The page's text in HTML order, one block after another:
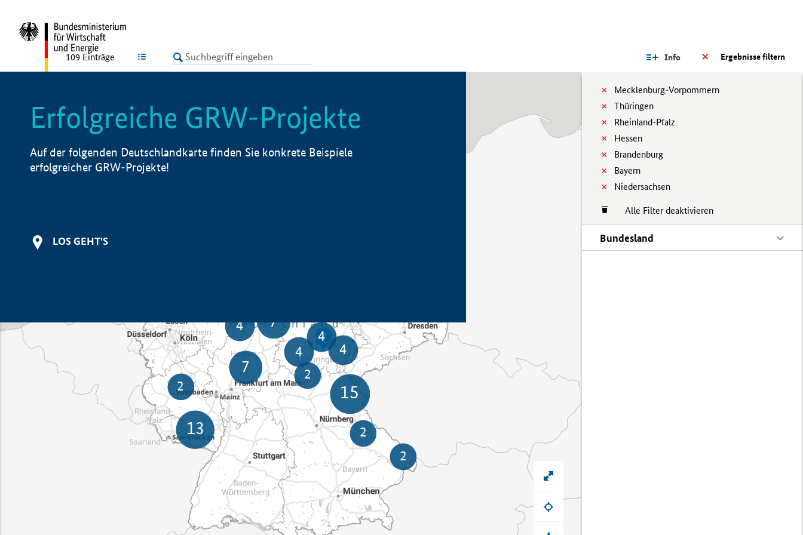
LISTE Ergebnisse filtern
Info
Mecklenburg-Vorpommern
Thüringen
Rheinland-Pfalz
Hessen
Brandenburg
Bayern
Niedersachsen
Alle Filter deaktivieren
Bundesland
109 Einträge
Erfolgreiche GRW-Projekte
Auf der folgenden Deutschlandkarte finden Sie konkrete Beispiele
erfolgreicher GRW-Projekte!
LOS GEHT'S